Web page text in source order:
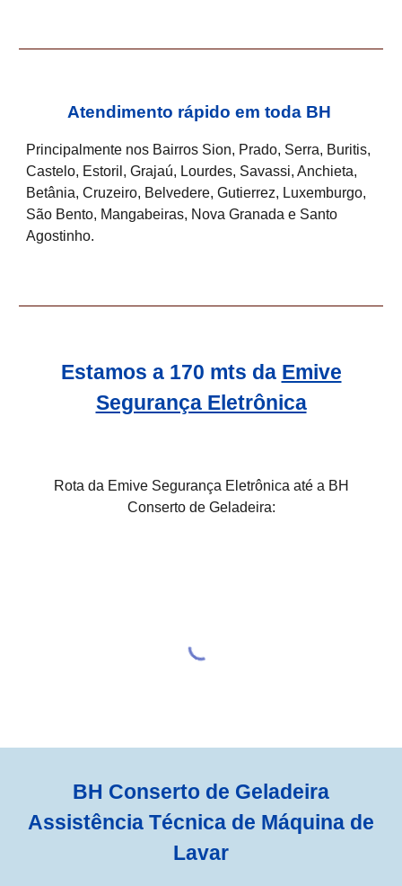
Atendimento rápido em toda BH
Principalmente nos Bairros Sion, Prado, Serra, Buritis,
Castelo, Estoril, Grajaú, Lourdes, Savassi, Anchieta,
Betânia, Cruzeiro, Belvedere, Gutierrez, Luxemburgo,
São Bento, Mangabeiras, Nova Granada e Santo
Agostinho.
Estamos a 170 mts da Emive
Segurança Eletrônica
Rota da Emive Segurança Eletrônica até a BH
Conserto de Geladeira:
BH Conserto de Geladeira
Assistência Técnica de Máquina de
Lavar